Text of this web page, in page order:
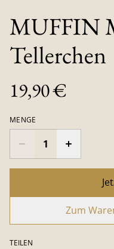
MUFFIN
Tellerchen
19,90 €
MENGE
Zum
TEILEN